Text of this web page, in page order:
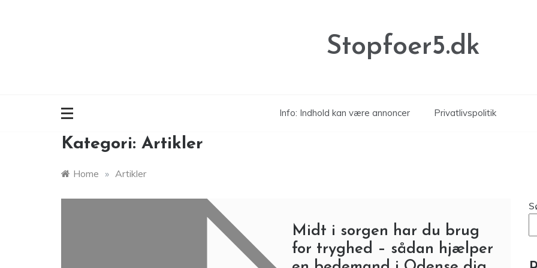
Stopfoer5.dk
Info: Indhold kan være annoncer Privatlivspolitik
Kategori: Artikler
Home » Artikler
Midt i sorgen har du brug
for tryghed – sådan hjælper